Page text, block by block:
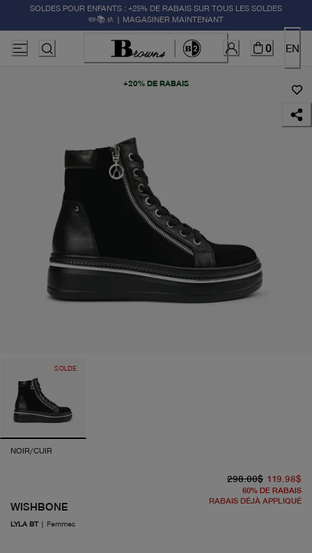
SOLDES POUR ENFANTS : +25% DE RABAIS SUR TOUS LES SOLDES
✏️📚🚸 | MAGASINER MAINTENANT
0 EN
+20% DE RABAIS
SOLDE
NOIR/CUIR
WISHBONE
LYLA BT| Femmes
298.00$ 119.98$
60% DE RABAIS
RABAIS DÉJÀ APPLIQUÉ